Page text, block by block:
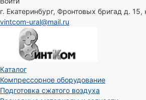
г. Екатеринбург, Фронтовых бригад д.
vintcom-ural@mail.ru
Каталог
Компрессорное оборудование
Подготовка сжатого воздуха